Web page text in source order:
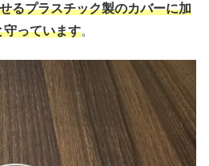
るプラスチック製のカバーに加
守っています。